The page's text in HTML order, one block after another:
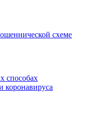
схеме
способах
коронавируса